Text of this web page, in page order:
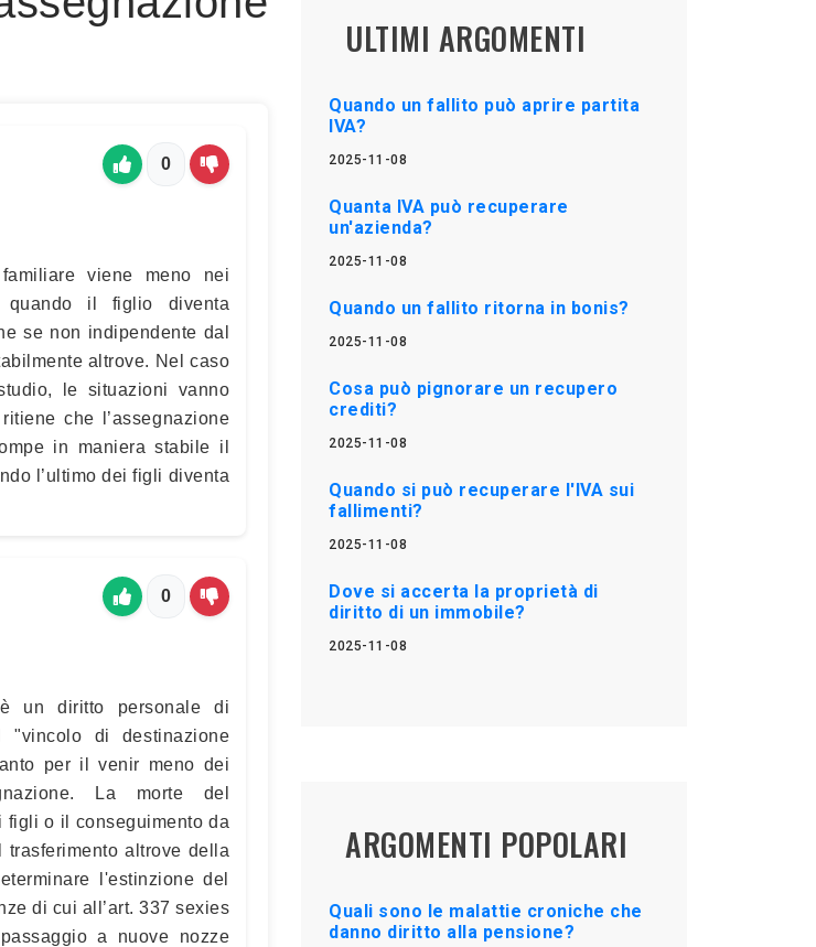
0
viene meno nei
quando il figlio diventa
se non indipendente dal
altrove. Nel caso
le situazioni vanno
che l’assegnazione
in maniera stabile il
l’ultimo dei figli diventa
0
un diritto personale di
di destinazione
per il venir meno dei
La morte del
figli o il conseguimento da
altrove della
l'estinzione del
di cui all’art. 337 sexies
a nuove nozze
ULTIMI ARGOMENTI
Quando un fallito può aprire partita
IVA?
2025-11-08
Quanta IVA può recuperare
un'azienda?
2025-11-08
Quando un fallito ritorna in bonis?
2025-11-08
Cosa può pignorare un recupero
crediti?
2025-11-08
Quando si può recuperare l'IVA sui
fallimenti?
2025-11-08
Dove si accerta la proprietà di
diritto di un immobile?
2025-11-08
ARGOMENTI POPOLARI
Quali sono le malattie croniche che
danno diritto alla pensione?